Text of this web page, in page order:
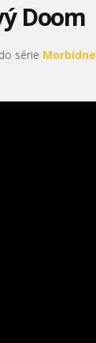
Doom
série Morbídne